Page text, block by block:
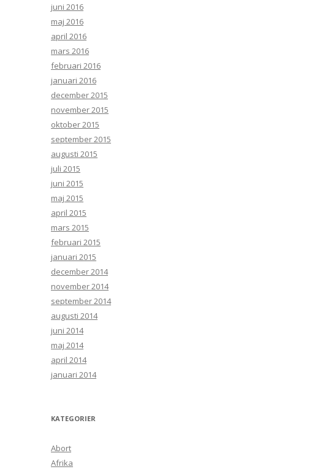
juni 2016
maj 2016
april 2016
mars 2016
februari 2016
januari 2016
december 2015
november 2015
oktober 2015
september 2015
augusti 2015
juli 2015
juni 2015
maj 2015
april 2015
mars 2015
februari 2015
januari 2015
december 2014
november 2014
september 2014
augusti 2014
juni 2014
maj 2014
april 2014
januari 2014
KATEGORIER
Abort
Afrika